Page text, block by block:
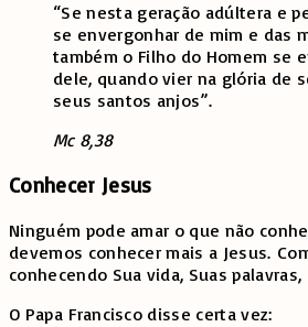
“Se nesta geração adúltera e
se envergonhar de mim e das
também o Filho do Homem se
dele, quando vier na glória de
seus santos anjos”.
Mc 8,38
Conhecer Jesus
Ninguém pode amar o que não
devemos conhecer mais a Jesus.
conhecendo Sua vida, Suas
O Papa Francisco disse certa vez: